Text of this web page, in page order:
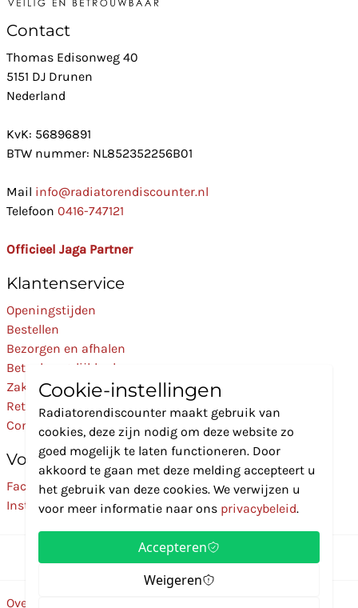
Contact
Thomas Edisonweg 40
5151 DJ Drunen
Nederland
KvK: 56896891
BTW nummer: NL852352256B01
Mail info@radiatorendiscounter.nl
Telefoon 0416-747121
Officieel Jaga Partner
Klantenservice
Openingstijden
Bestellen
Bezorgen en afhalen
Betaalmogelijkheden
Zakelijk
Retourneren
Contact
Volg Ons
Facebook
Instagram
Over ons
Cookie-instellingen
Radiatorendiscounter maakt gebruik van
cookies, deze zijn nodig om deze website zo
goed mogelijk te laten functioneren. Door
akkoord te gaan met deze melding accepteert u
het gebruik van deze cookies. We verwijzen u
voor meer informatie naar ons privacybeleid.
Accepteren
Weigeren